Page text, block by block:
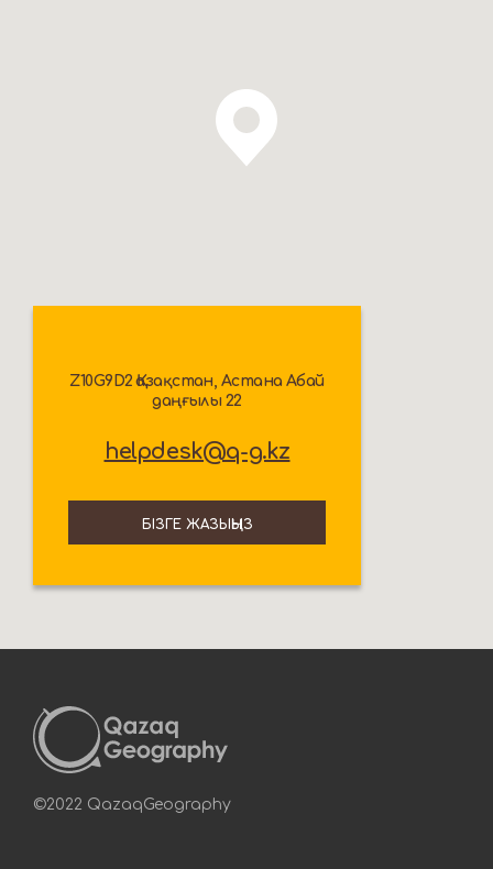
Z10G9D2 Қазақстан, Астана Абай
даңғылы 22
helpdesk@q-g.kz
БІЗГЕ ЖАЗЫҢЫЗ
©2022 QazaqGeography